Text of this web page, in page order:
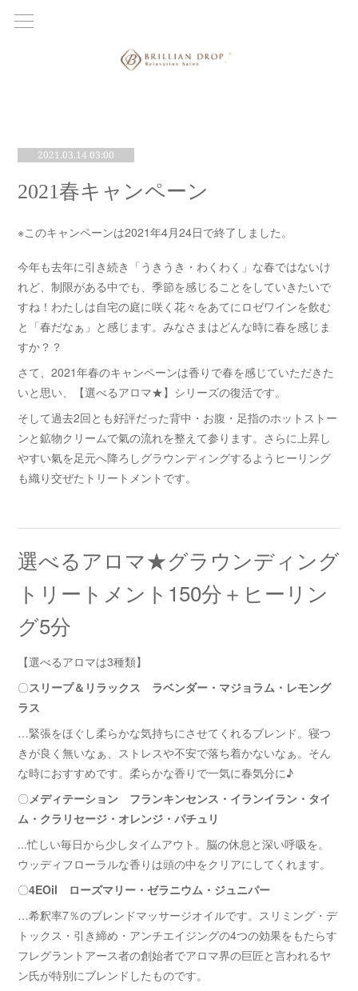
2021.03.14 03:00
2021春キャンペーン
※このキャンペーンは2021年4月24日で終了しました。
今年も去年に引き続き「うきうき・わくわく」な春ではないけ
れど、制限がある中でも、季節を感じることをしていきたいで
すね！わたしは自宅の庭に咲く花々をあてにロゼワインを飲む
と「春だなぁ」と感じます。みなさまはどんな時に春を感じま
すか？？
さて、2021年春のキャンペーンは香りで春を感じていただきた
いと思い、【選べるアロマ★】シリーズの復活です。
そして過去2回とも好評だった背中・お腹・足指のホットストー
ンと鉱物クリームで氣の流れを整えて参ります。さらに上昇し
やすい氣を足元へ降ろしグラウンディングするようヒーリング
も織り交ぜたトリートメントです。
選べるアロマ★グラウンディング
トリートメント150分＋ヒーリン
グ5分
【選べるアロマは3種類】
〇スリープ＆リラックス ラベンダー・マジョラム・レモング
ラス
…緊張をほぐし柔らかな気持ちにさせてくれるブレンド。寝つ
きが良く無いなぁ、ストレスや不安で落ち着かないなぁ。そん
な時におすすめです。柔らかな香りで一気に春気分に♪
〇メディテーション フランキンセンス・イランイラン・タイ
ム・クラリセージ・オレンジ・パチュリ
...忙しい毎日から少しタイムアウト。脳の休息と深い呼吸を。
ウッディフローラルな香りは頭の中をクリアにしてくれます。
〇4EOil ローズマリー・ゼラニウム・ジュニパー
…希釈率7％のブレンドマッサージオイルです。スリミング・デ
トックス・引き締め・アンチエイジングの4つの効果をもたらす
フレグラントアース者の創始者でアロマ界の巨匠と言われるヤ
ン氏が特別にブレンドしたものです。